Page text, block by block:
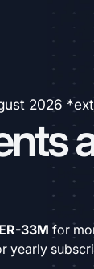
2026
33M for
yearly